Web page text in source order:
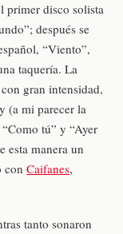
primer disco solista
después se
“Viento”,
taquería. La
gran intensidad,
(a mi parecer la
tú” y “Ayer
esta manera un
con Caifanes,
tanto sonaron